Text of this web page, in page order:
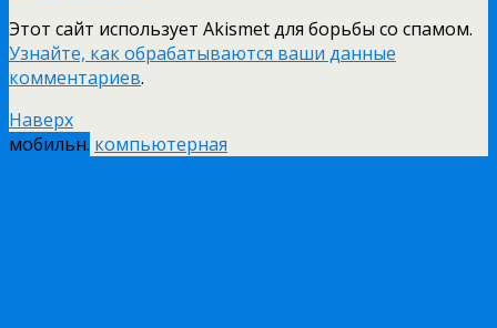
Этот сайт использует Akismet для борьбы со спамом.
Узнайте, как обрабатываются ваши данные
комментариев.
Наверх
мобильн. компьютерная